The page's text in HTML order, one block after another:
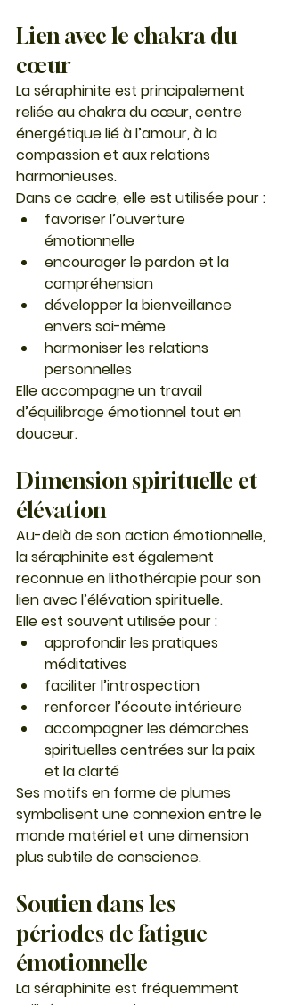
Lien avec le chakra du
cœur
La séraphinite est principalement
reliée au chakra du cœur, centre
énergétique lié à l’amour, à la
compassion et aux relations
harmonieuses.
Dans ce cadre, elle est utilisée pour :
favoriser l’ouverture
émotionnelle
encourager le pardon et la
compréhension
développer la bienveillance
envers soi-même
harmoniser les relations
personnelles
Elle accompagne un travail
d’équilibrage émotionnel tout en
douceur.
Dimension spirituelle et
élévation
Au-delà de son action émotionnelle,
la séraphinite est également
reconnue en lithothérapie pour son
lien avec l’élévation spirituelle.
Elle est souvent utilisée pour :
approfondir les pratiques
méditatives
faciliter l’introspection
renforcer l’écoute intérieure
accompagner les démarches
spirituelles centrées sur la paix
et la clarté
Ses motifs en forme de plumes
symbolisent une connexion entre le
monde matériel et une dimension
plus subtile de conscience.
Soutien dans les
périodes de fatigue
émotionnelle
La séraphinite est fréquemment